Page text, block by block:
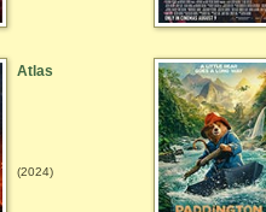
Atlas
(2024)